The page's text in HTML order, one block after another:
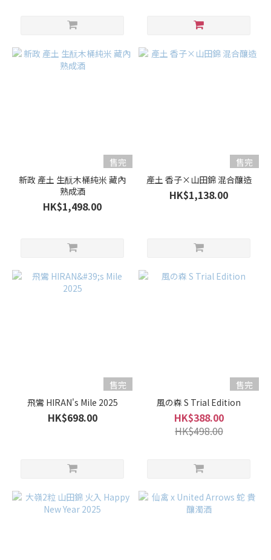
售完
新政 產土 生酛木桶純米 藏內
熟成酒
HK$1,498.00
售完
產土 香子×山田錦 混合釀造
HK$1,138.00
售完
飛鸞 HIRAN's Mile 2025
HK$698.00
售完
風の森 S Trial Edition
HK$388.00
HK$498.00